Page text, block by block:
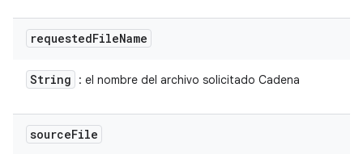
requestedFileName
String : el nombre del archivo solicitado Cadena
sourceFile